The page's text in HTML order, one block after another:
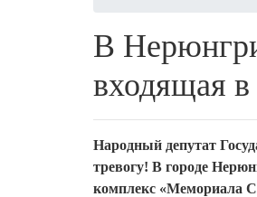
В
входящая
Народный депутат
тревогу! В городе
комплекс «Мемориала